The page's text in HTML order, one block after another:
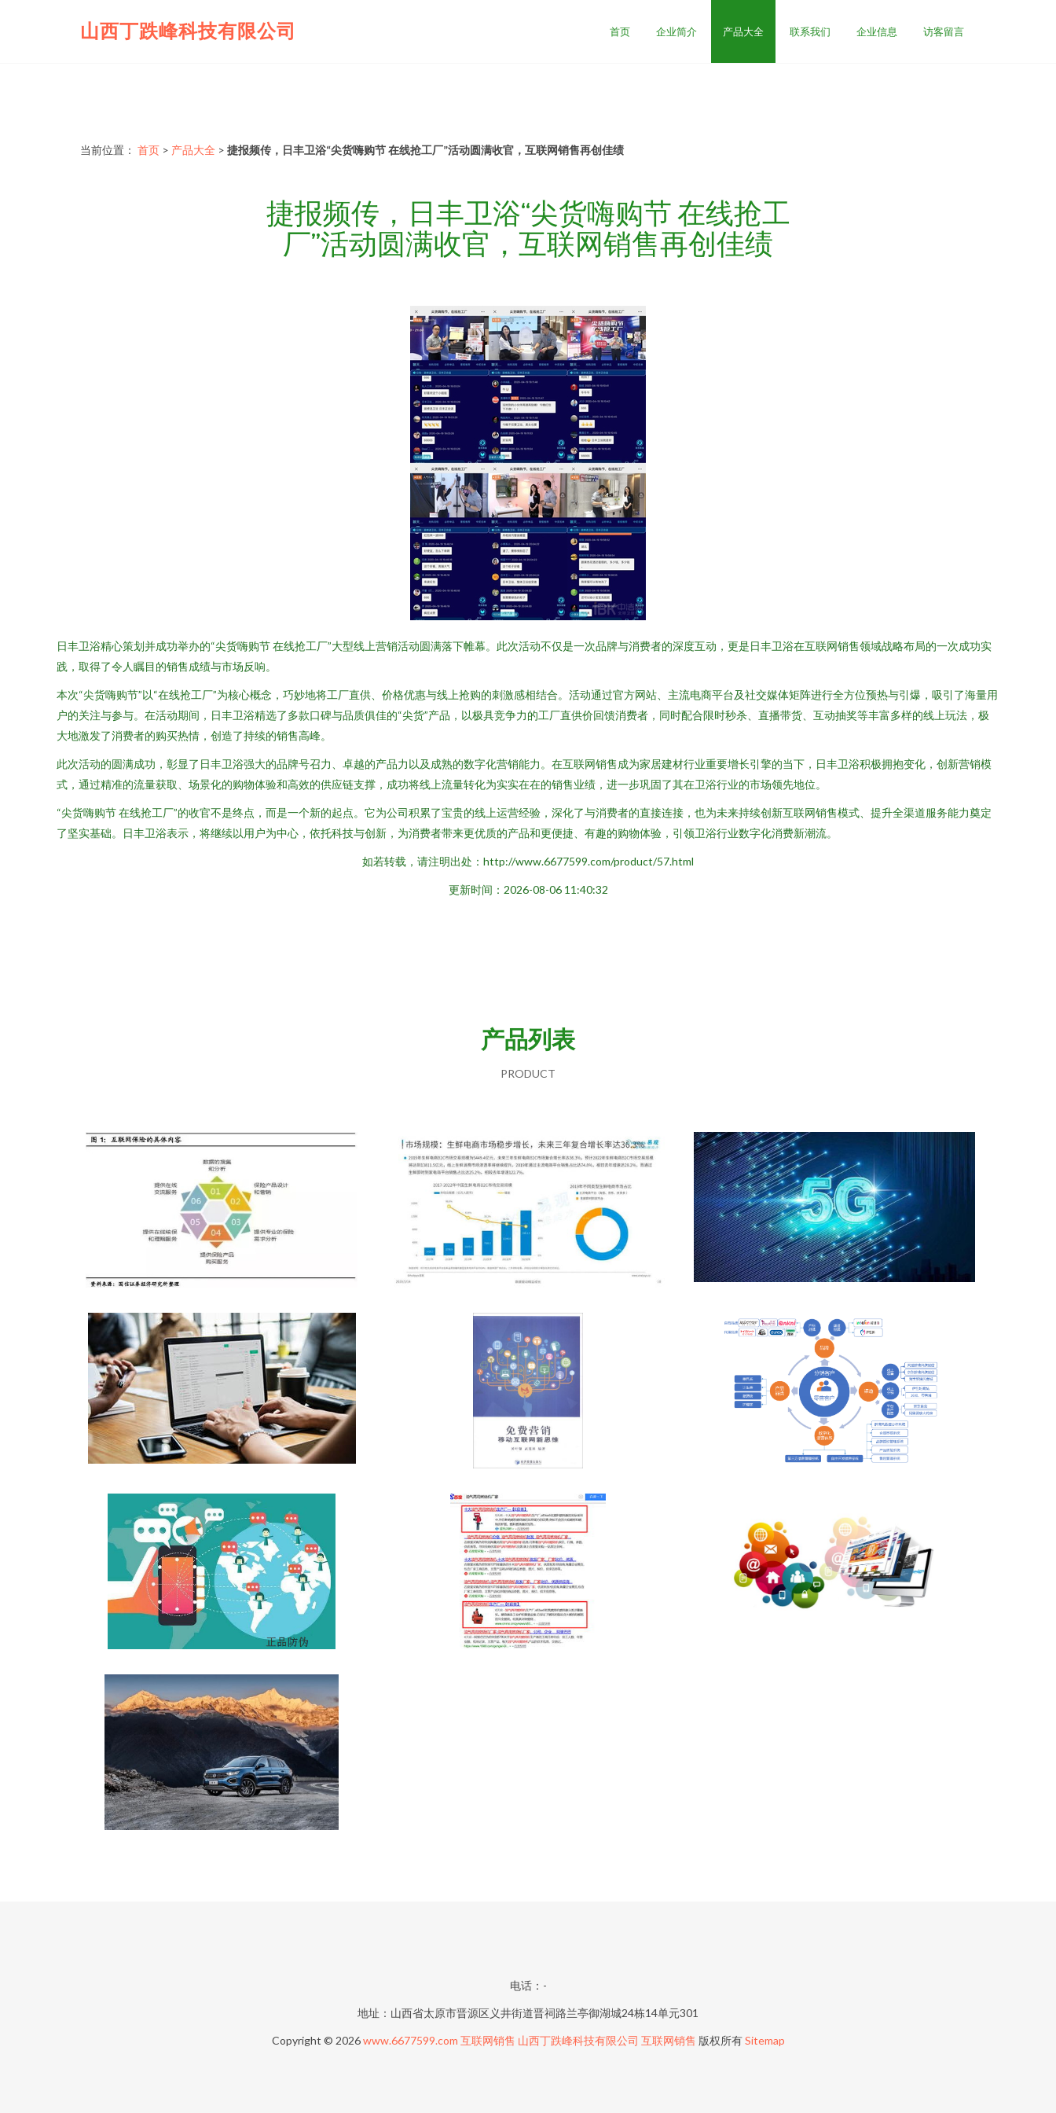
山西丁跌峰科技有限公司 首页 企业简介 产品大全 联系我们 企业信息 访客留言
当前位置： 首页 > 产品大全 > 捷报频传，日丰卫浴“尖货嗨购节 在线抢工厂”活动圆满收官，互联网销售再创佳绩
捷报频传，日丰卫浴“尖货嗨购节 在线抢工
厂”活动圆满收官，互联网销售再创佳绩
日丰卫浴精心策划并成功举办的“尖货嗨购节 在线抢工厂”大型线上营销活动圆满落下帷幕。此次活动不仅是一次品牌与消费者的深度互动，更是日丰卫浴在互联网销售领域战略布局的一次成功实
践，取得了令人瞩目的销售成绩与市场反响。
本次“尖货嗨购节”以“在线抢工厂”为核心概念，巧妙地将工厂直供、价格优惠与线上抢购的刺激感相结合。活动通过官方网站、主流电商平台及社交媒体矩阵进行全方位预热与引爆，吸引了海量用
户的关注与参与。在活动期间，日丰卫浴精选了多款口碑与品质俱佳的“尖货”产品，以极具竞争力的工厂直供价回馈消费者，同时配合限时秒杀、直播带货、互动抽奖等丰富多样的线上玩法，极
大地激发了消费者的购买热情，创造了持续的销售高峰。
此次活动的圆满成功，彰显了日丰卫浴强大的品牌号召力、卓越的产品力以及成熟的数字化营销能力。在互联网销售成为家居建材行业重要增长引擎的当下，日丰卫浴积极拥抱变化，创新营销模
式，通过精准的流量获取、场景化的购物体验和高效的供应链支撑，成功将线上流量转化为实实在在的销售业绩，进一步巩固了其在卫浴行业的市场领先地位。
“尖货嗨购节 在线抢工厂”的收官不是终点，而是一个新的起点。它为公司积累了宝贵的线上运营经验，深化了与消费者的直接连接，也为未来持续创新互联网销售模式、提升全渠道服务能力奠定
了坚实基础。日丰卫浴表示，将继续以用户为中心，依托科技与创新，为消费者带来更优质的产品和更便捷、有趣的购物体验，引领卫浴行业数字化消费新潮流。
如若转载，请注明出处：http://www.6677599.com/product/57.html
更新时间：2026-08-06 11:40:32
产品列表
PRODUCT
电话：-
地址：山西省太原市晋源区义井街道晋祠路兰亭御湖城24栋14单元301
Copyright © 2026www.6677599.com 互联网销售 山西丁跌峰科技有限公司 互联网销售 版权所有Sitemap